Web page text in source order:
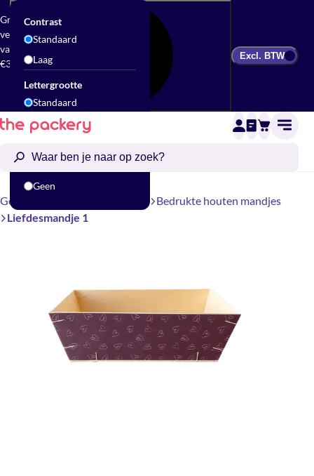
Gratis
verzending
vanaf
€300
Contrast
Standaard
Laag
Lettergrootte
Standaard
Groot
Geen
Excl. BTW
Geschenkverpakking Mandjes Bedrukte houten mandjes
Liefdesmandje 1